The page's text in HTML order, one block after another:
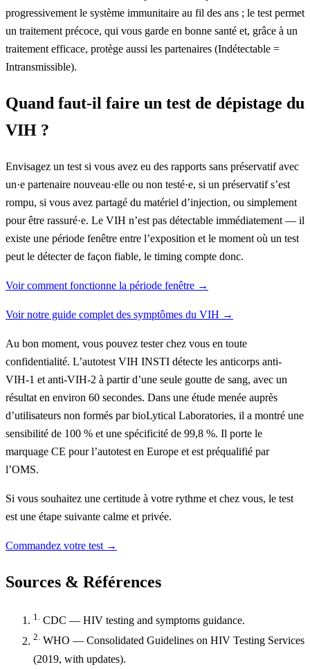
progressivement le système immunitaire au fil des ans ; le test permet
un traitement précoce, qui vous garde en bonne santé et, grâce à un
traitement efficace, protège aussi les partenaires (Indétectable =
Intransmissible).
Quand faut-il faire un test de dépistage du
VIH ?
Envisagez un test si vous avez eu des rapports sans préservatif avec
un·e partenaire nouveau·elle ou non testé·e, si un préservatif s’est
rompu, si vous avez partagé du matériel d’injection, ou simplement
pour être rassuré·e. Le VIH n’est pas détectable immédiatement — il
existe une période fenêtre entre l’exposition et le moment où un test
peut le détecter de façon fiable, le timing compte donc.
Voir comment fonctionne la période fenêtre →
Voir notre guide complet des symptômes du VIH →
Au bon moment, vous pouvez tester chez vous en toute
confidentialité. L’autotest VIH INSTI détecte les anticorps anti-
VIH-1 et anti-VIH-2 à partir d’une seule goutte de sang, avec un
résultat en environ 60 secondes. Dans une étude menée auprès
d’utilisateurs non formés par bioLytical Laboratories, il a montré une
sensibilité de 100 % et une spécificité de 99,8 %. Il porte le
marquage CE pour l’autotest en Europe et est préqualifié par
l’OMS.
Si vous souhaitez une certitude à votre rythme et chez vous, le test
est une étape suivante calme et privée.
Commandez votre test →
Sources & Références
1. CDC — HIV testing and symptoms guidance.
2. WHO — Consolidated Guidelines on HIV Testing Services
(2019, with updates).